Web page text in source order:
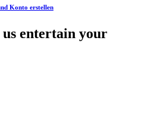
Konto erstellen
entertain your